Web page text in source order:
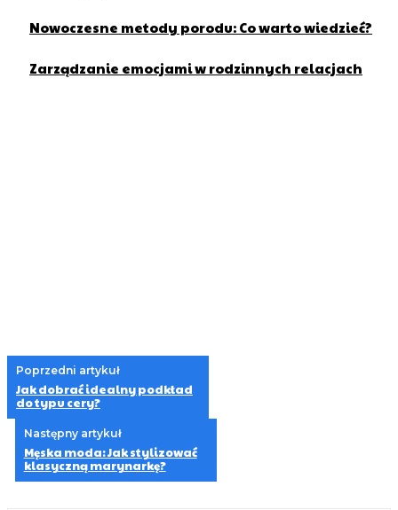
Nowoczesne metody porodu: Co warto wiedzieć?
Zarządzanie emocjami w rodzinnych relacjach
Poprzedni artykuł
Jak dobrać idealny podkład
do typu cery?
Następny artykuł
Męska moda: Jak stylizować
klasyczną marynarkę?